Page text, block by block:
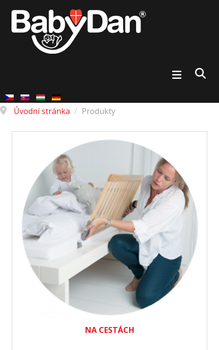
Úvodní stránka / Produkty
NA CESTÁCH